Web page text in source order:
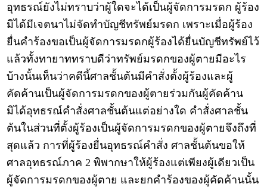
อุทธรณ์ยังไม่ทราบว่าผู้ใดจะได้เป็นผู้จัดการมรดก ผู้ร้อง
มิได้มีเจตนาไม่จัดทำบัญชีทรัพย์มรดก เพราะเมื่อผู้ร้อง
ยื่นคำร้องขอเป็นผู้จัดการมรดกผู้ร้องได้ยื่นบัญชีทรัพย์ไว้
แล้วทั้งทายาททราบดีว่าทรัพย์มรดกของผู้ตายมีอะไร
บ้างนั้นเห็นว่าคดีนี้ศาลชั้นต้นมีคำสั่งตั้งผู้ร้องและผู้
คัดค้านเป็นผู้จัดการมรดกของผู้ตายร่วมกันผู้คัดค้าน
มิได้อุทธรณ์คำสั่งศาลชั้นต้นแต่อย่างใด คำสั่งศาลชั้น
ต้นในส่วนที่ตั้งผู้ร้องเป็นผู้จัดการมรดกของผู้ตายจึงถึงที่
สุดแล้ว การที่ผู้ร้องยื่นอุทธรณ์คำสั่ง ศาลชั้นต้นขอให้
ศาลอุทธรณ์ภาค 2 พิพากษาให้ผู้ร้องแต่เพียงผู้เดียวเป็น
ผู้จัดการมรดกของผู้ตาย และยกคำร้องของผู้คัดค้านนั้น